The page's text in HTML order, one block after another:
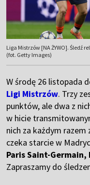
Liga Mistrzów [NA ŻYWO]. Śledź
(fot. Getty Images)
W środę 26 listopada
Ligi Mistrzów. Trzy
punktów, ale dwa z
w hicie
nich za każdym razem
czeka starcie w
Paris Saint-
Zapraszamy do